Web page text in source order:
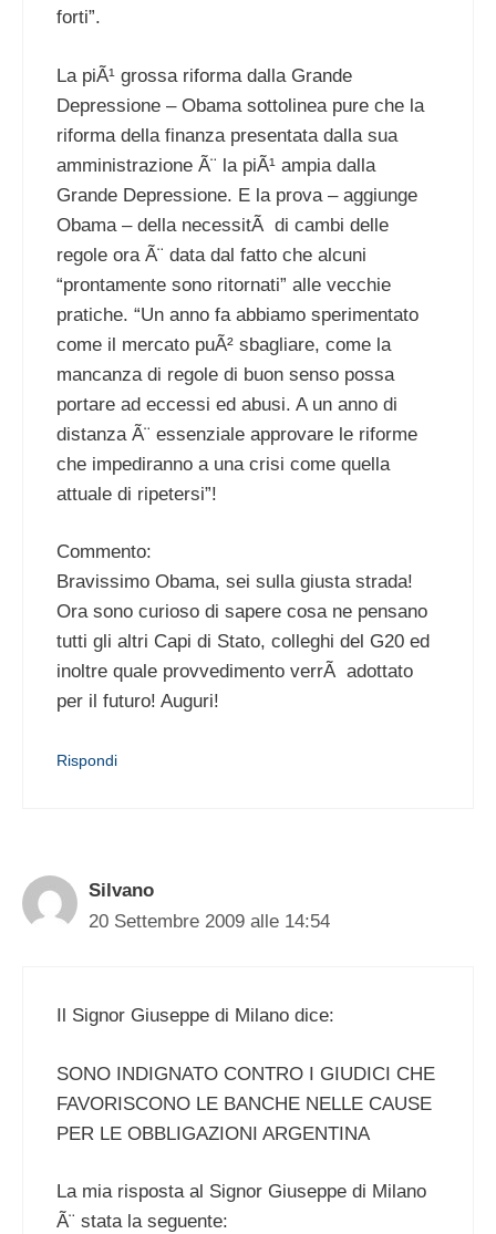
forti”.
La piÃ¹ grossa riforma dalla Grande
Depressione – Obama sottolinea pure che la
riforma della finanza presentata dalla sua
amministrazione Ã¨ la piÃ¹ ampia dalla
Grande Depressione. E la prova – aggiunge
Obama – della necessitÃ di cambi delle
regole ora Ã¨ data dal fatto che alcuni
“prontamente sono ritornati” alle vecchie
pratiche. “Un anno fa abbiamo sperimentato
come il mercato puÃ² sbagliare, come la
mancanza di regole di buon senso possa
portare ad eccessi ed abusi. A un anno di
distanza Ã¨ essenziale approvare le riforme
che impediranno a una crisi come quella
attuale di ripetersi”!
Commento:
Bravissimo Obama, sei sulla giusta strada!
Ora sono curioso di sapere cosa ne pensano
tutti gli altri Capi di Stato, colleghi del G20 ed
inoltre quale provvedimento verrÃ adottato
per il futuro! Auguri!
Rispondi
Silvano
20 Settembre 2009 alle 14:54
Il Signor Giuseppe di Milano dice:
SONO INDIGNATO CONTRO I GIUDICI CHE
FAVORISCONO LE BANCHE NELLE CAUSE
PER LE OBBLIGAZIONI ARGENTINA
La mia risposta al Signor Giuseppe di Milano
Ã¨ stata la seguente: